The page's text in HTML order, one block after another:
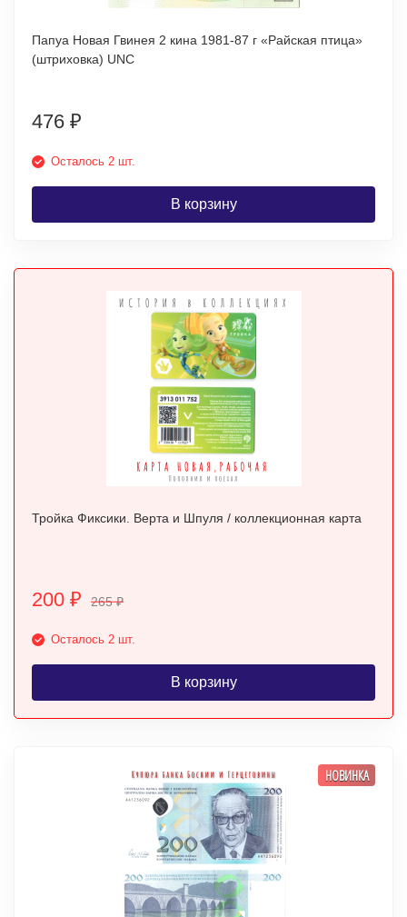
Папуа Новая Гвинея 2 кина 1981-87 г «Райская птица»
(штриховка) UNC
476 ₽
Осталось 2 шт.
В корзину
Тройка Фиксики. Верта и Шпуля / коллекционная карта
200 ₽ 265₽
Осталось 2 шт.
В корзину
НОВИНКА